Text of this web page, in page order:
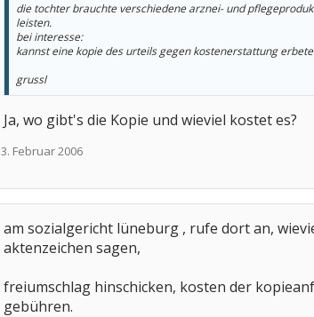
die tochter brauchte verschiedene arznei- und
leisten.
bei interesse:
kannst eine kopie des urteils gegen kostenerstattung
grussl
Ja, wo gibt's die Kopie und wieviel kostet es?
3. Februar 2006
am sozialgericht lüneburg , rufe dort an,
aktenzeichen sagen,
freiumschlag hinschicken, kosten der
gebühren.